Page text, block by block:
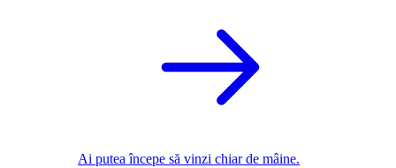
Ai putea începe să vinzi chiar de mâine.